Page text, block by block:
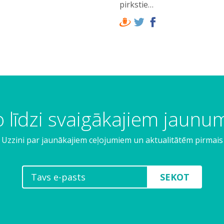
pirkstie…
līdzi svaigākajiem
Uzzini par jaunākajiem ceļojumiem un aktualitātēm pirmais
SEKOT